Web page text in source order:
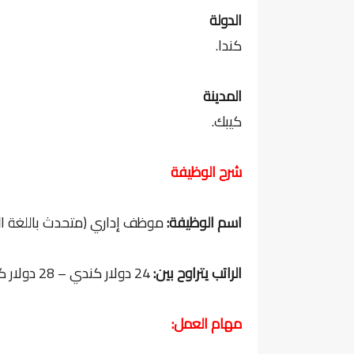
الدولة
كندا.
المدينة
كيبك.
شرح الوظيفة
اسم الوظيفة:موظف إداري (متحدث باللغة
الراتب يتراوح بين:
مهام العمل: